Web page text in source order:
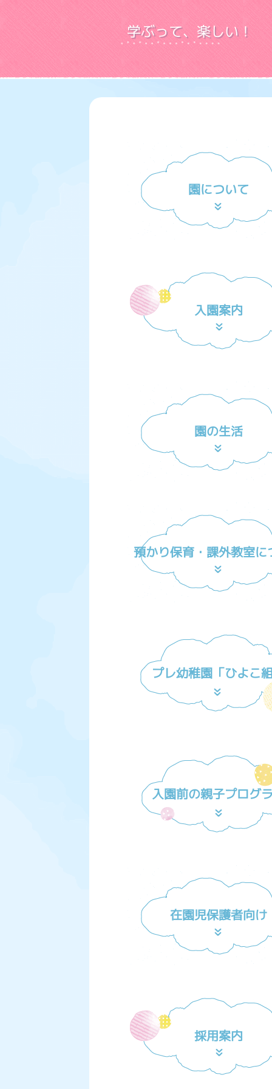
学ぶって、楽しい！
園について
入園案内
園の生活
預かり保育・課外教室に
プレ幼稚園「ひよこ
入園前の親子プログ
在園児保護者向け
採用案内